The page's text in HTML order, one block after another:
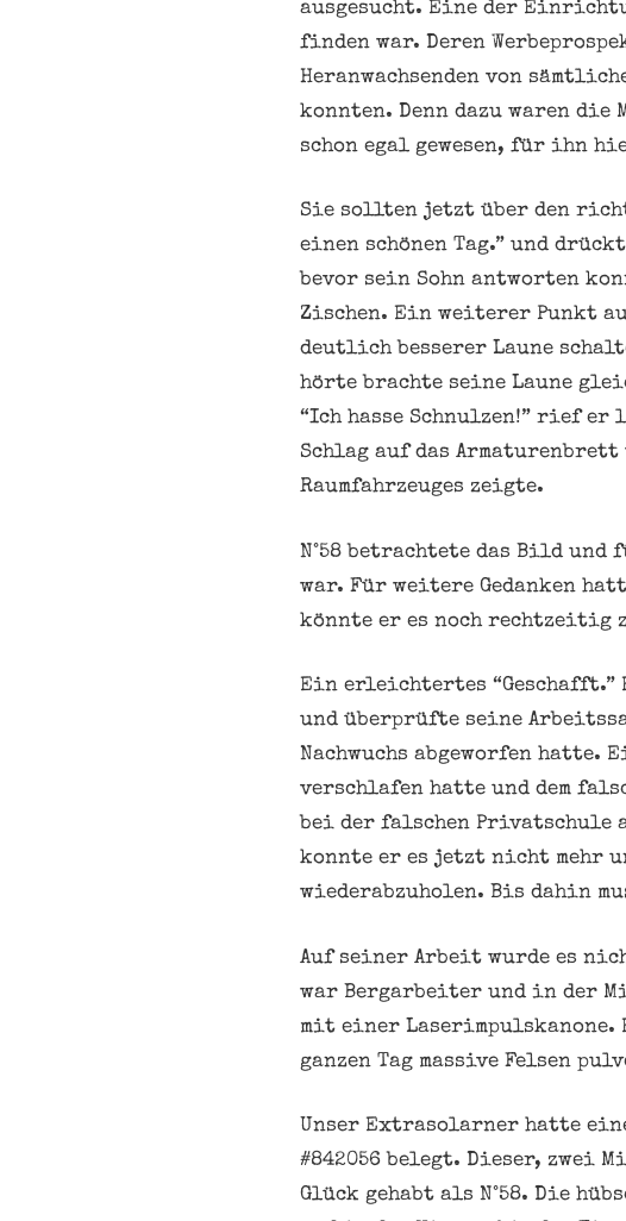
ausgesucht. Eine der
finden war. Deren
Heranwachsenden von
konnten. Denn dazu waren die
schon egal gewesen, für ihn
Sie sollten jetzt über den
einen schönen Tag.” und
bevor sein Sohn antworten
Zischen. Ein weiterer Punkt
deutlich besserer Laune
hörte brachte seine Laune
“Ich hasse Schnulzen!” rief er
Schlag auf das
Raumfahrzeuges zeigte.
N°58 betrachtete das Bild und
war. Für weitere Gedanken
könnte er es noch rechtzeitig
Ein erleichtertes “Geschafft.”
und überprüfte seine
Nachwuchs abgeworfen hatte.
verschlafen hatte und dem
bei der falschen Privatschule
konnte er es jetzt nicht mehr
wiederabzuholen. Bis dahin
Auf seiner Arbeit wurde es
war Bergarbeiter und in der
mit einer Laserimpulskanone.
ganzen Tag massive Felsen
Unser Extrasolarner hatte
#842056 belegt. Dieser, zwei
Glück gehabt als N°58. Die